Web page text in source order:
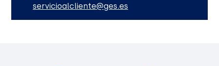
servicioalcliente@ges.es